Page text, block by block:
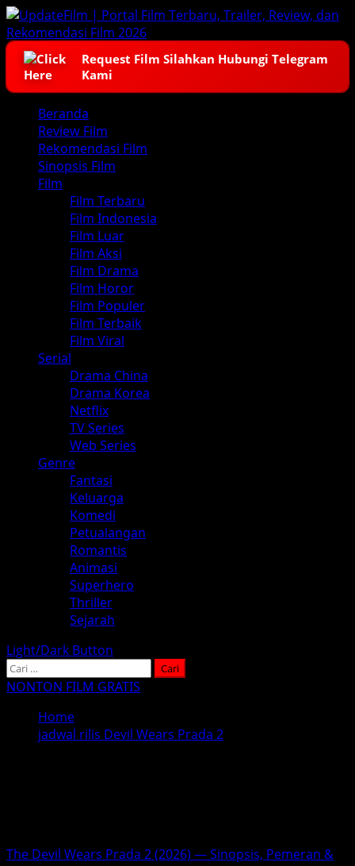
Skip
to
content
Request Film Silahkan Hubungi Telegram
Kami
Primary
Menu
Beranda
Review Film
Rekomendasi Film
Sinopsis Film
Film
Film Terbaru
Film Indonesia
Film Luar
Film Aksi
Film Drama
Film Horor
Film Populer
Film Terbaik
Film Viral
Serial
Drama China
Drama Korea
Netflix
TV Series
Web Series
Genre
Fantasi
Keluarga
Komedi
Petualangan
Romantis
Animasi
Superhero
Thriller
Sejarah
Light/Dark Button
Cari
untuk:
NONTON FILM GRATIS
Home
jadwal rilis Devil Wears Prada 2
The Devil Wears Prada 2 (2026) — Sinopsis, Pemeran &